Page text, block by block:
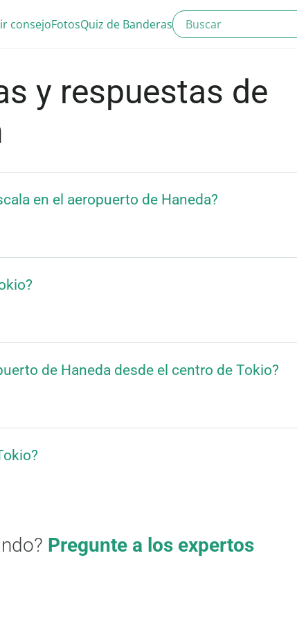
consejoFotosQuiz de Banderas
y respuestas de
en el aeropuerto de Haneda?
de Haneda desde el centro de Tokio?
Pregunte a los expertos